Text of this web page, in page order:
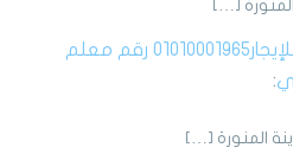
[…]
سباك بالمدينة المنورة للإيجار01010001965 رقم معلم
:
المنورة […]